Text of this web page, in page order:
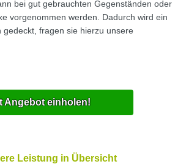
bei gut gebrauchten Gegenständen oder
vorgenommen werden. Dadurch wird ein
gedeckt, fragen sie hierzu unsere
Angebot einholen!
Leistung in Übersicht